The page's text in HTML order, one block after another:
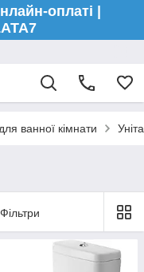
оплаті |
ванної кімнати
Фільтри